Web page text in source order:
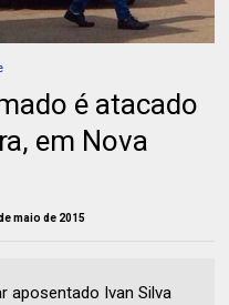
é atacado
em Nova
maio de 2015
aposentado Ivan Silva